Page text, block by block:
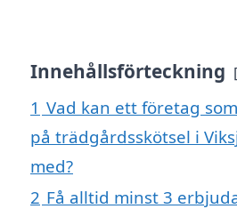
Innehållsförteckning
1 Vad kan ett företag
på trädgårdsskötsel i
med?
2 Få alltid minst 3